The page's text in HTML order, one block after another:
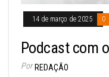
14 de março de 2025 0
Podcast com
Por REDAÇÃO